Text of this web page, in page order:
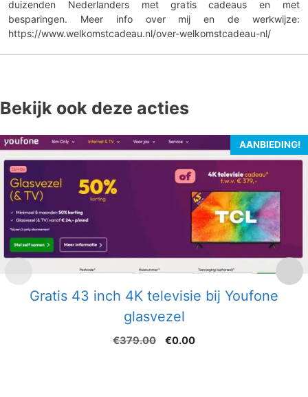
duizenden Nederlanders met gratis cadeaus en met
besparingen. Meer info over mij en de werkwijze:
https://www.welkomstcadeau.nl/over-welkomstcadeau-nl/
Bekijk ook deze acties
AANBIEDING!
Gratis 43 inch 4K televisie bij Youfone
glasvezel
€379.00
Oorspronkelijke
€0.00Huidige